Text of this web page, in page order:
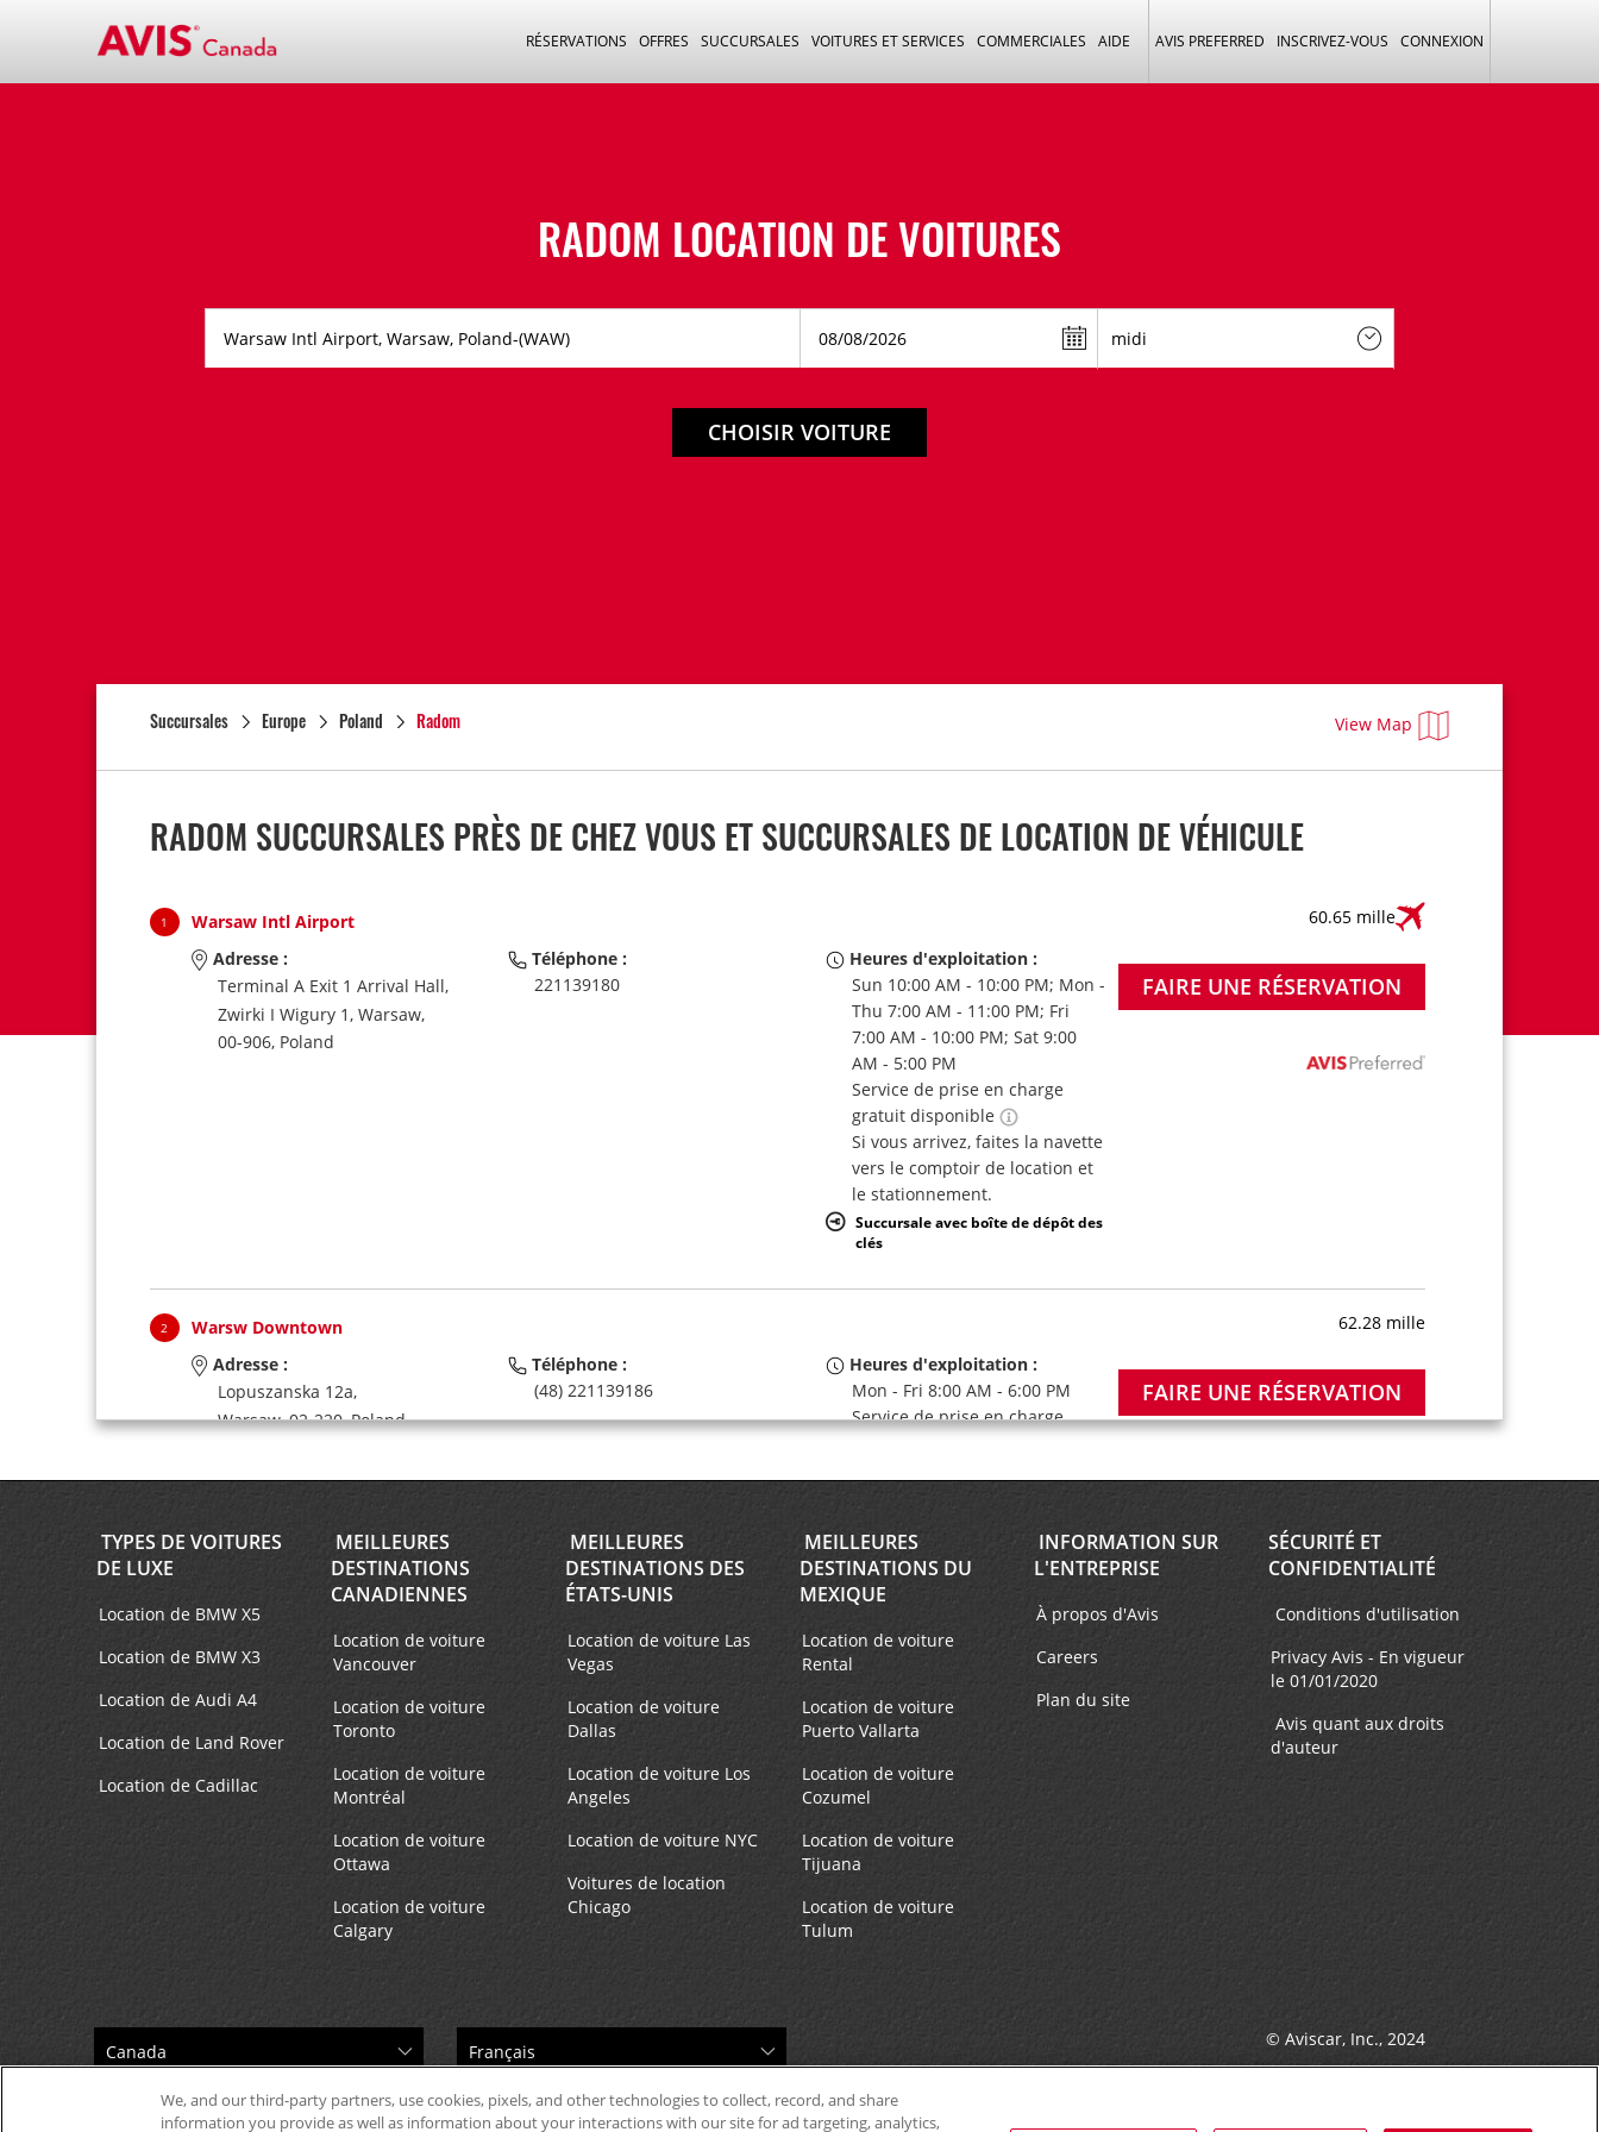
RÉSERVATIONS OFFRES SUCCURSALES VOITURES ET SERVICES COMMERCIALES AIDE AVIS PREFERRED INSCRIVEZ-VOUS CONNEXION
RADOM LOCATION DE VOITURES
CHOISIR VOITURE
Succursales Europe Poland Radom View Map
RADOM SUCCURSALES PRÈS DE CHEZ VOUS ET SUCCURSALES DE LOCATION DE VÉHICULE
1 Warsaw Intl Airport
60.65 mille
Adresse :
Terminal A Exit 1 Arrival Hall,
Zwirki I Wigury 1, Warsaw,
00-906, Poland
Téléphone :
221139180
Heures d'exploitation :
Sun 10:00 AM - 10:00 PM; Mon -
Thu 7:00 AM - 11:00 PM; Fri
7:00 AM - 10:00 PM; Sat 9:00
AM - 5:00 PM
Service de prise en charge
gratuit disponible
Si vous arrivez, faites la navette
vers le comptoir de location et
le stationnement.
Succursale avec boîte de dépôt des
clés
FAIRE UNE RÉSERVATION
2 Warsw Downtown
62.28 mille
Adresse :
Lopuszanska 12a,
Warsaw, 02-220, Poland
Téléphone :
(48) 221139186
Heures d'exploitation :
Mon - Fri 8:00 AM - 6:00 PM
Service de prise en charge
FAIRE UNE RÉSERVATION
3 Warsaw Presidential Hotel
64.84 mille
Warsaw Presidential Hotel,
Warsaw,
Téléphone :
(48) 221 139 178
Heures d'exploitation :
Mon - Fri 9:00 AM - 5:00 PM; Sat
Succursale avec boîte de dépôt des
PERM CLOSED
Adresse :
Poland
Téléphone :
Heures d'exploitation :
Port Lotniczy Lublin
Lublin, 21 040, Poland
vers le comptoir de location et
TYPES DE VOITURES
DE LUXE
Location de BMW X5
Location de BMW X3
Location de Audi A4
Location de Land Rover
Location de Cadillac
MEILLEURES
DESTINATIONS
CANADIENNES
Location de voiture
Vancouver
Location de voiture
Toronto
Location de voiture
Montréal
Location de voiture
Ottawa
Location de voiture
Calgary
MEILLEURES
DESTINATIONS DES
ÉTATS-UNIS
Location de voiture Las
Vegas
Location de voiture
Dallas
Location de voiture Los
Angeles
Location de voiture NYC
Voitures de location
Chicago
MEILLEURES
DESTINATIONS DU
MEXIQUE
Location de voiture
Rental
Location de voiture
Puerto Vallarta
Location de voiture
Cozumel
Location de voiture
Tijuana
Location de voiture
Tulum
INFORMATION SUR
L'ENTREPRISE
À propos d'Avis
Careers
Plan du site
SÉCURITÉ ET
CONFIDENTIALITÉ
Conditions d'utilisation
Privacy Avis - En vigueur
le 01/01/2020
Avis quant aux droits
d'auteur
© Aviscar, Inc., 2024
We, and our third-party partners, use cookies, pixels, and other technologies to collect, record, and share
information you provide as well as information about your interactions with our site for ad targeting, analytics,